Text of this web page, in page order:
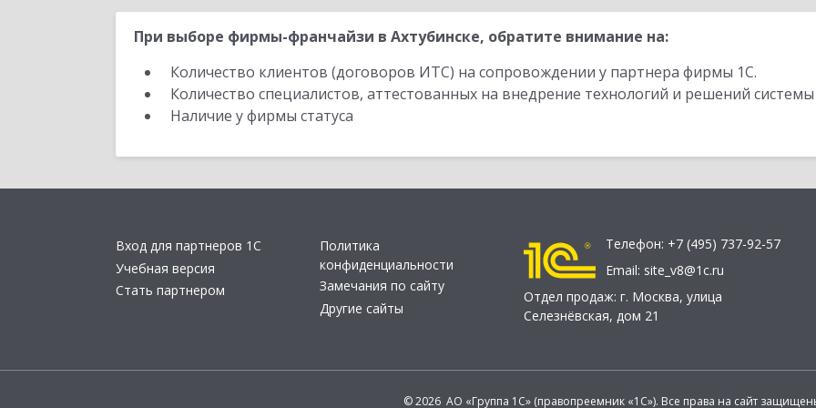
При выборе фирмы-франчайзи в Ахтубинске, обратите внимание на:
Количество клиентов (договоров ИТС) на сопровождении у партнера фирмы 1С.
Количество специалистов, аттестованных на внедрение технологий и решений
Наличие у фирмы статуса
Вход для партнеров 1С
Учебная версия
Стать партнером
Политика
конфиденциальности
Замечания по сайту
Другие сайты
Телефон: +7 (495) 737-92-57
Email: site_v8@1c.ru
Отдел продаж: г. Москва, улица
Селезнёвская, дом 21
© 2026 АО «Группа 1С» (правопреемник «1С»). Все права на сайт